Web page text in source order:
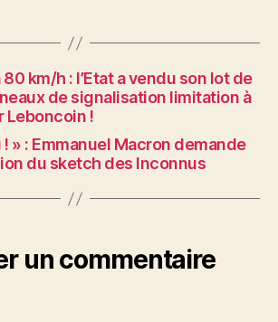
km/h : l’Etat a vendu son lot de
de signalisation limitation à
Leboncoin !
! » : Emmanuel Macron demande
du sketch des Inconnus
un commentaire